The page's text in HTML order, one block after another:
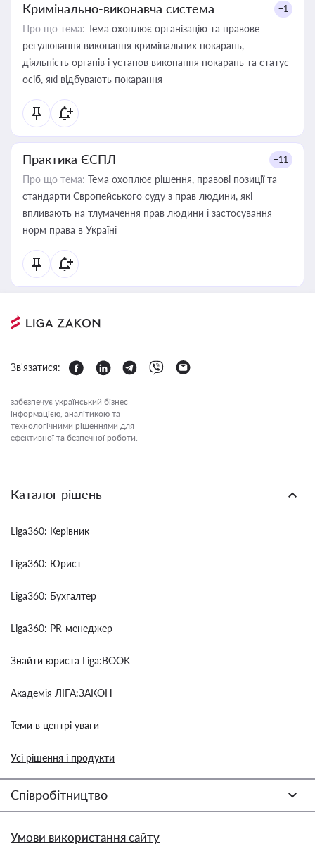
Кримінально-виконавча система +1
Про що тема: Тема охоплює організацію та правове
регулювання виконання кримінальних покарань,
діяльність органів і установ виконання покарань та статус
осіб, які відбувають покарання
Практика ЄСПЛ +11
Про що тема: Тема охоплює рішення, правові позиції та
стандарти Європейського суду з прав людини, які
впливають на тлумачення прав людини і застосування
норм права в Україні
Зв'язатися:
забезпечує український бізнес
інформацією, аналітикою та
технологічними рішеннями для
ефективної та безпечної роботи.
Каталог рішень
Liga360: Керівник
Liga360: Юрист
Liga360: Бухгалтер
Liga360: PR-менеджер
Знайти юриста Liga:BOOK
Академія ЛІГА:ЗАКОН
Теми в центрі уваги
Усі рішення і продукти
Співробітництво
Умови використання сайту